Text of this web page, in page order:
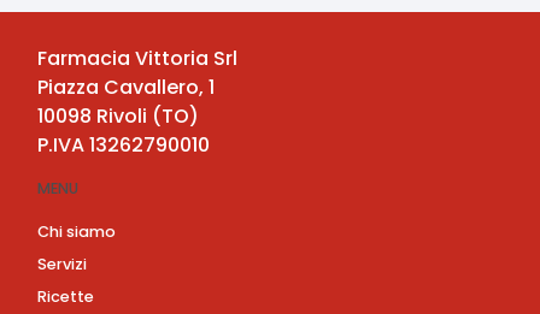
Farmacia Vittoria Srl
Piazza Cavallero, 1
10098 Rivoli (TO)
P.IVA13262790010
MENU
Chi siamo
Servizi
Ricette